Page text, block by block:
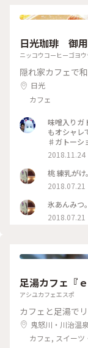
日光珈琲 御
ニッコウコーヒーゴヨ
隠れ家カフェで
日光
カフェ
味噌入りガ
もオシャ
♯ガトーシ
2018.11.24
桃 練乳がけ。
2018.07.21
氷あんみつ。
2018.07.21
足湯カフェ『ｅ
アシユカフェエスポ
カフェと足湯で
鬼怒川・川治温
カフェ, スイー